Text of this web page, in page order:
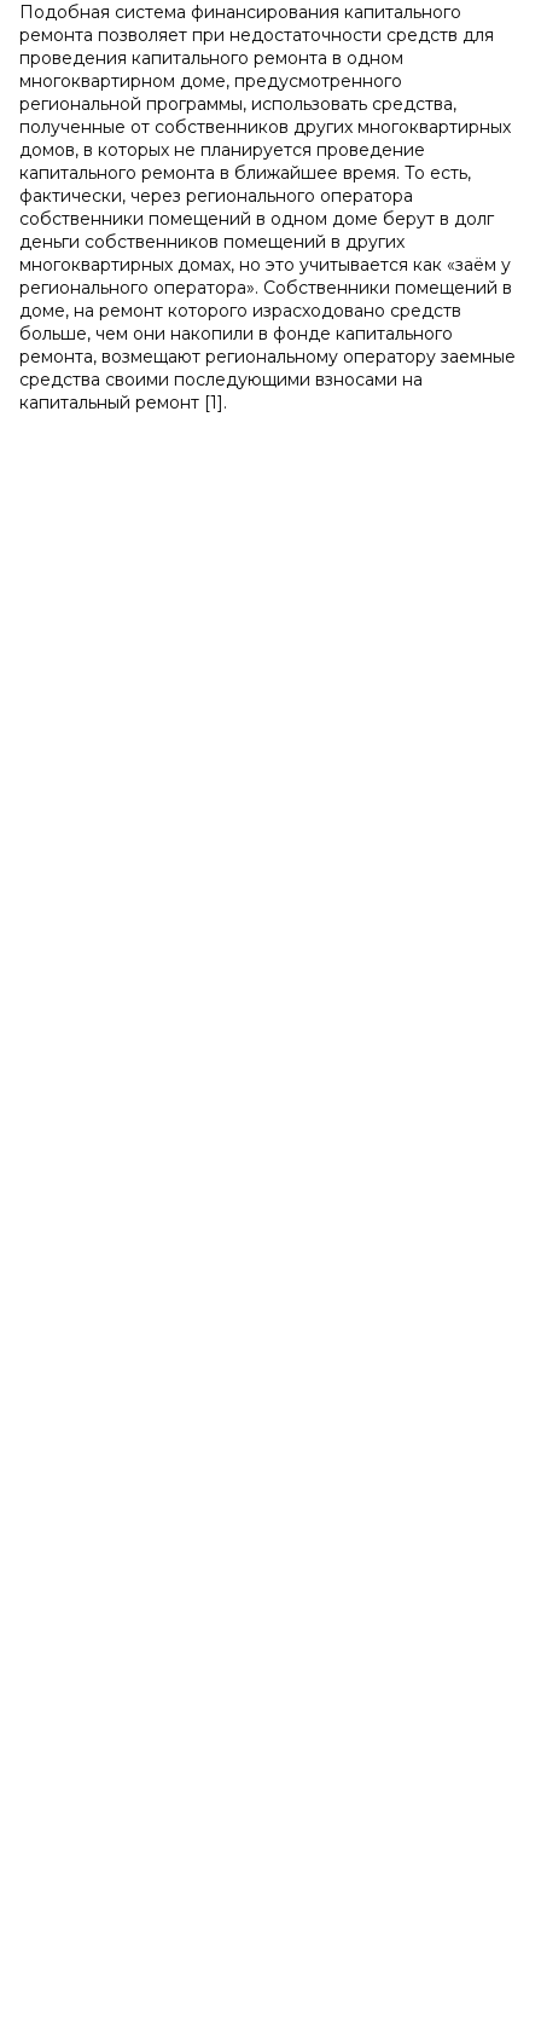
Подобная система финансирования капитального
ремонта позволяет при недостаточности средств для
проведения капитального ремонта в одном
многоквартирном доме, предусмотренного
региональной программы, использовать средства,
полученные от собственников других многоквартирных
домов, в которых не планируется проведение
капитального ремонта в ближайшее время. То есть,
фактически, через регионального оператора
собственники помещений в одном доме берут в долг
деньги собственников помещений в других
многоквартирных домах, но это учитывается как «заём у
регионального оператора». Собственники помещений в
доме, на ремонт которого израсходовано средств
больше, чем они накопили в фонде капитального
ремонта, возмещают региональному оператору заемные
средства своими последующими взносами на
капитальный ремонт [1].